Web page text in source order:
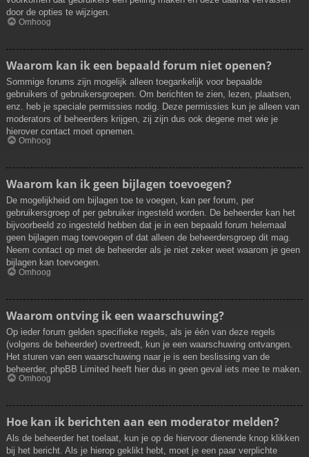
door de opties te wijzigen.
Omhoog
Waarom kan ik een bepaald forum niet openen?
Sommige forums zijn mogelijk alleen toegankelijk voor bepaalde
gebruikers of gebruikersgroepen. Om berichten te zien, lezen, plaatsen,
enz. heb je speciale permissies nodig. Deze permissies kun je alleen van
moderators of beheerders krijgen, zij zijn dus ook degene met wie je
hierover contact moet opnemen.
Omhoog
Waarom kan ik geen bijlagen toevoegen?
De mogelijkheid om bijlagen toe te voegen, kan per forum, per
gebruikersgroep of per gebruiker ingesteld worden. De beheerder kan het
bijvoorbeeld zo ingesteld hebben dat je in een bepaald forum helemaal
geen bijlagen mag toevoegen of dat alleen de beheerdersgroep dit mag.
Neem contact op met de beheerder als je niet zeker weet waarom je geen
bijlagen kan toevoegen.
Omhoog
Waarom ontving ik een waarschuwing?
Op ieder forum gelden specifieke regels, als je één van deze regels
(volgens de beheerder) overtreedt, kun je een waarschuwing ontvangen.
Het sturen van een waarschuwing naar je is een beslissing van de
beheerder, phpBB Limited heeft hier dus in geen geval iets mee te maken.
Omhoog
Hoe kan ik berichten aan een moderator melden?
Als de beheerder het toelaat, kun je op de hiervoor dienende knop klikken
bij het bericht. Als je hierop geklikt hebt, moet je een paar verplichte